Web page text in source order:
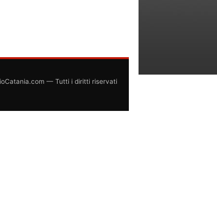
— Tutti i diritti riservati